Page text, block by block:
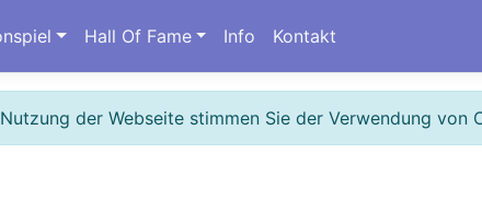
Hall Of Fame Info Kontakt
der Webseite stimmen Sie der Verwendung von